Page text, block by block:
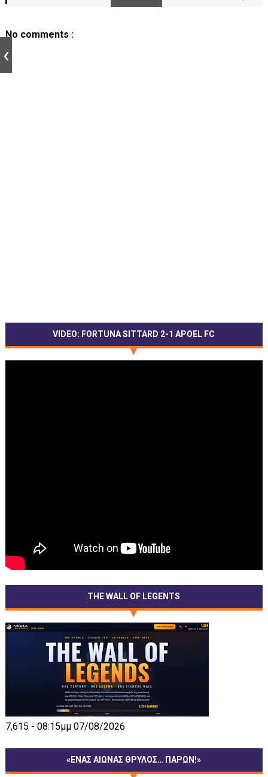
No comments :
VIDEO: FORTUNA SITTARD 2-1 APOEL FC
THE WALL OF LEGENTS
7,615 - 08:15μμ 07/08/2026
«ΕΝΑΣ ΑΙΩΝΑΣ ΘΡΥΛΟΣ… ΠΑΡΩΝ!»